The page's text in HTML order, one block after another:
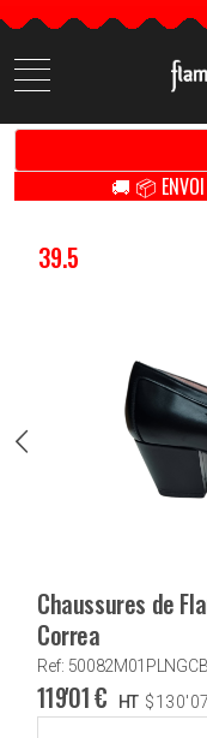
Cherchez
des
🚚 📦
39.5
Chaussures de
Correa
Ref:
119'01€ HT $130'07